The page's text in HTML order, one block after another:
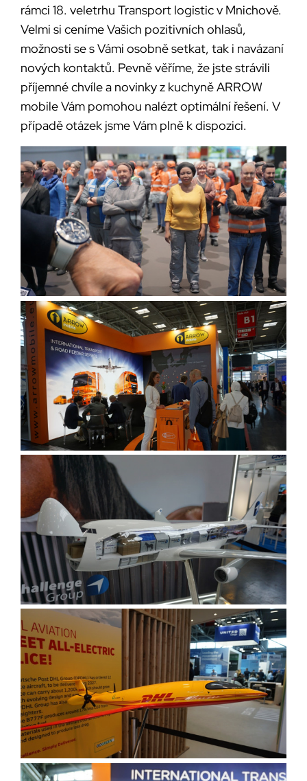
rámci 18. veletrhu Transport logistic v Mnichově.
Velmi si ceníme Vašich pozitivních ohlasů,
možnosti se s Vámi osobně setkat, tak i navázaní
nových kontaktů. Pevně věříme, že jste strávili
příjemné chvíle a novinky z kuchyně ARROW
mobile Vám pomohou nalézt optimální řešení. V
případě otázek jsme Vám plně k dispozici.